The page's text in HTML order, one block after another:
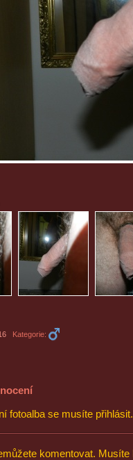
Kategorie:
fotoalba se musíte přihlásit.
komentovat. Musíte